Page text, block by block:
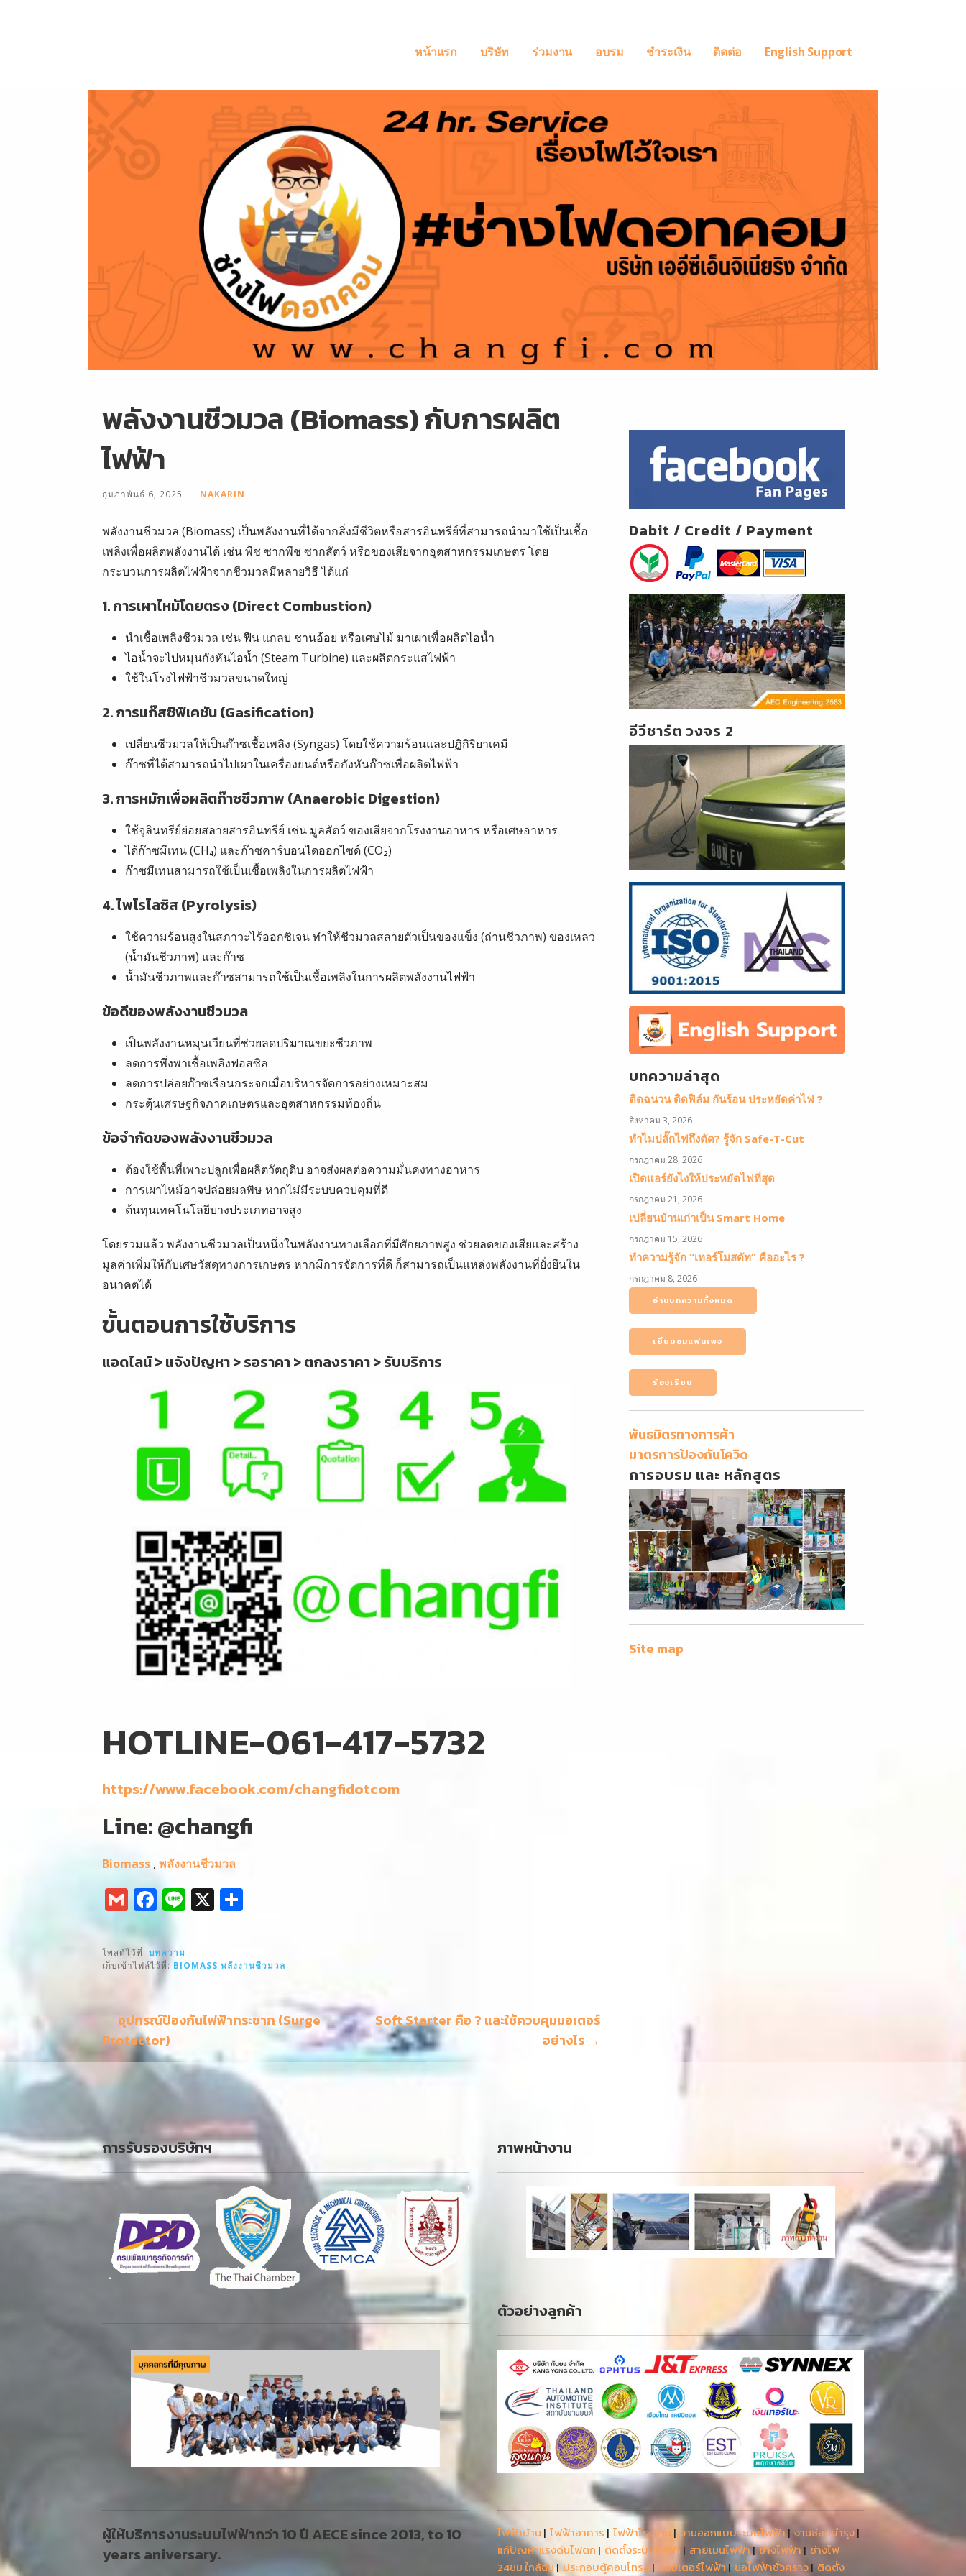
หน้าแรก บริษัท ร่วมงาน อบรม ชำระเงิน ติดต่อ English Support
พลังงานชีวมวล (Biomass) กับการผลิต
ไฟฟ้า
กุมภาพันธ์ 6, 2025 NAKARIN
พลังงานชีวมวล (Biomass) เป็นพลังงานที่ได้จากสิ่งมีชีวิตหรือสารอินทรีย์ที่สามารถนำมาใช้เป็นเชื้อ
เพลิงเพื่อผลิตพลังงานได้ เช่น พืช ซากพืช ซากสัตว์ หรือของเสียจากอุตสาหกรรมเกษตร โดย
กระบวนการผลิตไฟฟ้าจากชีวมวลมีหลายวิธี ได้แก่
1.การเผาไหม้โดยตรง (Direct Combustion)
นำเชื้อเพลิงชีวมวล เช่น ฟืน แกลบ ชานอ้อย หรือเศษไม้ มาเผาเพื่อผลิตไอน้ำ
ไอน้ำจะไปหมุนกังหันไอน้ำ (Steam Turbine) และผลิตกระแสไฟฟ้า
ใช้ในโรงไฟฟ้าชีวมวลขนาดใหญ่
2.การแก๊สซิฟิเคชัน (Gasification)
เปลี่ยนชีวมวลให้เป็นก๊าซเชื้อเพลิง (Syngas) โดยใช้ความร้อนและปฏิกิริยาเคมี
ก๊าซที่ได้สามารถนำไปเผาในเครื่องยนต์หรือกังหันก๊าซเพื่อผลิตไฟฟ้า
3.การหมักเพื่อผลิตก๊าซชีวภาพ (Anaerobic Digestion)
ใช้จุลินทรีย์ย่อยสลายสารอินทรีย์ เช่น มูลสัตว์ ของเสียจากโรงงานอาหาร หรือเศษอาหาร
ได้ก๊าซมีเทน (CH₄) และก๊าซคาร์บอนไดออกไซด์ (CO₂)
ก๊าซมีเทนสามารถใช้เป็นเชื้อเพลิงในการผลิตไฟฟ้า
4.ไพโรไลซิส (Pyrolysis)
ใช้ความร้อนสูงในสภาวะไร้ออกซิเจน ทำให้ชีวมวลสลายตัวเป็นของแข็ง (ถ่านชีวภาพ) ของเหลว
(น้ำมันชีวภาพ) และก๊าซ
น้ำมันชีวภาพและก๊าซสามารถใช้เป็นเชื้อเพลิงในการผลิตพลังงานไฟฟ้า
ข้อดีของพลังงานชีวมวล
เป็นพลังงานหมุนเวียนที่ช่วยลดปริมาณขยะชีวภาพ
ลดการพึ่งพาเชื้อเพลิงฟอสซิล
ลดการปล่อยก๊าซเรือนกระจกเมื่อบริหารจัดการอย่างเหมาะสม
กระตุ้นเศรษฐกิจภาคเกษตรและอุตสาหกรรมท้องถิ่น
ข้อจำกัดของพลังงานชีวมวล
ต้องใช้พื้นที่เพาะปลูกเพื่อผลิตวัตถุดิบ อาจส่งผลต่อความมั่นคงทางอาหาร
การเผาไหม้อาจปล่อยมลพิษ หากไม่มีระบบควบคุมที่ดี
ต้นทุนเทคโนโลยีบางประเภทอาจสูง
โดยรวมแล้ว พลังงานชีวมวลเป็นหนึ่งในพลังงานทางเลือกที่มีศักยภาพสูง ช่วยลดของเสียและสร้าง
มูลค่าเพิ่มให้กับเศษวัสดุทางการเกษตร หากมีการจัดการที่ดี ก็สามารถเป็นแหล่งพลังงานที่ยั่งยืนใน
อนาคตได้
ขั้นตอนการใช้บริการ
แอดไลน์ > แจ้งปัญหา > รอราคา > ตกลงราคา > รับบริการ
HOTLINE-061-417-5732
https://www.facebook.com/changfidotcom
Line: @changfi
Biomass , พลังงานชีวมวล
G
m
ai
l
F
a
c
e
b
o
o
k
Li
n
X
e
โพสต์ไว้ที่: บทความ
เก็บเข้าไฟล์ไว้ที่: BIOMASS พลังงานชีวมวล
แนะแนว
เรื่อง
← อุปกรณ์ป้องกันไฟฟ้ากระชาก (Surge
Protector)
Soft Starter คือ ? และใช้ควบคุมมอเตอร์
อย่างไร →
Dabit / Credit / Payment
อีวีชาร์ต วงจร 2
บทความล่าสุด
ติดฉนวน ติดฟิล์ม กันร้อน ประหยัดค่าไฟ ?
สิงหาคม 3, 2026
ทำไมปลั๊กไฟถึงตัด? รู้จัก Safe-T-Cut
กรกฎาคม 28, 2026
เปิดแอร์ยังไงให้ประหยัดไฟที่สุด
กรกฎาคม 21, 2026
เปลี่ยนบ้านเก่าเป็น Smart Home
กรกฎาคม 15, 2026
ทำความรู้จัก “เทอร์โมสตัท” คืออะไร ?
กรกฎาคม 8, 2026
อ่านบทความทั้งหมด
เยี่ยมชมแฟนเพจ
ร้องเรียน
พันธมิตรทางการค้า
มาตรการป้องกันโควิด
การอบรม และ หลักสูตร
Site map
การรับรองบริษัทฯ
ผู้ให้บริการงานระบบไฟฟ้ากว่า 10 ปี AECE since 2013, to 10
years aniversary.
ภาพหน้างาน
ตัวอย่างลูกค้า
ไฟฟ้าบ้าน | ไฟฟ้าอาคาร | ไฟฟ้าโรงงาน | งานออกแบบระบบไฟฟ้า |งานซ่อมบำรุง|
แก้ปัญหาแรงดันไฟตก | ติดตั้งระบบไฟฟ้า | สายเมนไฟฟ้า|ช่างไฟฟ้า | ช่างไฟ
24ชม ใกล้ฉัน|ประกอบตู้คอนโทรล |ขอมิเตอร์ไฟฟ้า | ขอไฟฟ้าชั่วคราว| ติดตั้ง